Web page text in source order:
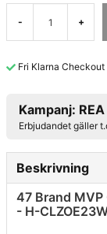
- +
Fri Klarna Checkout
Kampanj: REA
Erbjudandet gäller
Beskrivning
47 Brand MVP
- H-